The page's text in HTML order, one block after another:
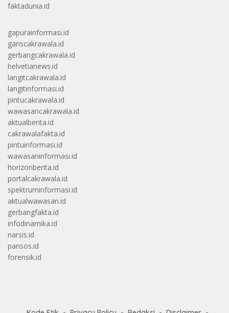
faktadunia.id
gapurainformasi.id
gariscakrawala.id
gerbangcakrawala.id
helvetianews.id
langitcakrawala.id
langitinformasi.id
pintucakrawala.id
wawasancakrawala.id
aktualberita.id
cakrawalafakta.id
pintuinformasi.id
wawasaninformasi.id
horizonberita.id
portalcakrawala.id
spektruminformasi.id
aktualwawasan.id
gerbangfakta.id
infodinamika.id
narsis.id
pansos.id
forensik.id